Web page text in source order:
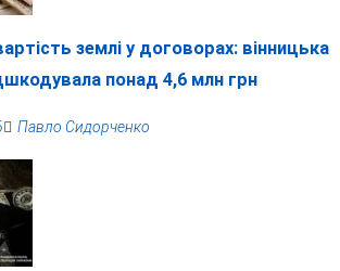
землі у договорах: вінницька
понад 4,6 млн грн
Павло Сидорченко